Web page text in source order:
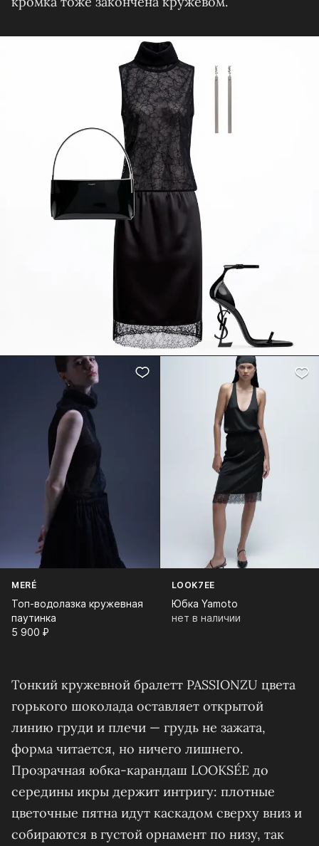
MERÉ
Топ-водолазка кружевная
паутинка
5 900⁠ ⁠₽
LOOK7EE
Юбка Yamoto
нет в наличии
Тонкий кружевной бралетт PASSIONZU цвета
горького шоколада оставляет открытой
линию груди и плечи — грудь не зажата,
форма читается, но ничего лишнего.
Прозрачная юбка‑карандаш LOOKSÉE до
середины икры держит интригу: плотные
цветочные пятна идут каскадом сверху вниз и
собираются в густой орнамент по низу, так